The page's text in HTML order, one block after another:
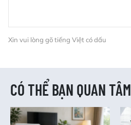
Xin vui lòng gõ tiếng Việt có dấu
CÓ THỂ BẠN QUAN TÂM